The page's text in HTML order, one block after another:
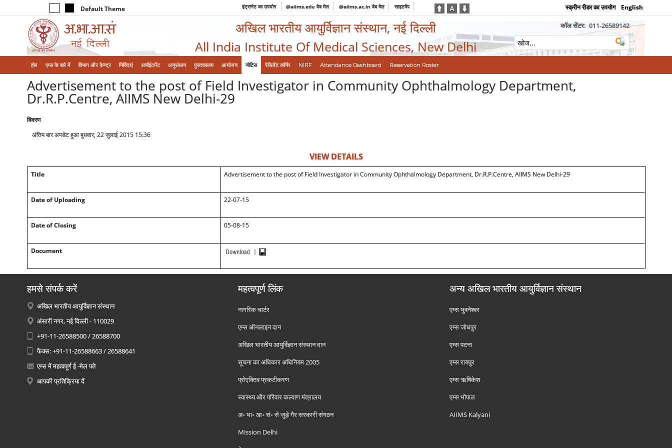
Default Theme इंट्रानेट का उपयोग @aiims.edu वेब मेल @aiims.ac.in वेब मेल साइटमैप स्क्रीन रीडर का उपयोग English
अखिल भारतीय आयुर्विज्ञान संस्थान, नई दिल्ली
All India Institute Of Medical Sciences, New Delhi
कॉल सेंटर: 011-26589142
होम एम्‍स के बारे में विभाग और केन्‍द्र निविदाएं अपॉइंटमेंट अनुसंधान पुस्तकालय आयोजन नोटिस रेसिडेंट कॉर्नर NIRF Attendance Dashboard Reservation Roster
Advertisement to the post of Field Investigator in Community Ophthalmology Department,
Dr.R.P.Centre, AIIMS New Delhi-29
विवरण
अंतिम बार अपडेट हुआ बुधवार, 22 जुलाई 2015 15:36
VIEW DETAILS
Title Advertisement to the post of Field Investigator in Community Ophthalmology Department, Dr.R.P.Centre, AIIMS New Delhi-29
Date of Uploading 22-07-15
Date of Closing 05-08-15
Document
हमसे संपर्क करें
अखिल भारतीय आयुर्विज्ञान संस्थान
अंसारी नगर, नई दिल्ली - 110029
+91-11-26588500 / 26588700
फैक्स: +91-11-26588663 / 26588641
एम्स में महत्वपूर्ण ई -मेल पते
आपकी प्रतिक्रिया दें
महत्वपूर्ण लिंक
नागरिक चार्टर
एम्स ऑनलाइन दान
अखिल भारतीय आयुर्विज्ञान संस्थान दान
सूचना का अधिकार अधिनियम 2005
प्रोएक्टिव प्रकटीकरण
स्वास्थ्य और परिवार कल्याण मंत्रालय
अ॰ भा॰ आ॰ सं॰ से जुड़े गैर सरकारी संगठन
Mission Delhi
अन्य अखिल भारतीय आयुर्विज्ञान संस्थान
एम्‍स भुवनेश्वर
एम्‍स जोधपुर
एम्‍स पटना
एम्‍स रायपुर
एम्‍स ऋषिकेश
एम्‍स भोपाल
AIIMS Kalyani